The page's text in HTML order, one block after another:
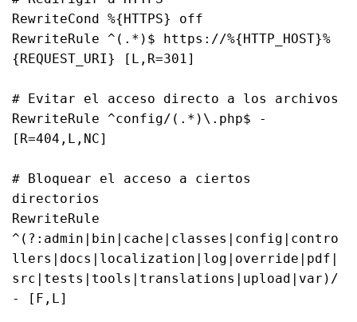
RewriteCond %{HTTPS} off
RewriteRule ^(.*)$ https://%{HTTP_HOST}%
{REQUEST_URI} [L,R=301]
# Evitar el acceso directo a los archivos
RewriteRule ^config/(.*)\.php$ -
[R=404,L,NC]
# Bloquear el acceso a ciertos
directorios
RewriteRule
^(?:admin|bin|cache|classes|config|contro
llers|docs|localization|log|override|pdf|
src|tests|tools|translations|upload|var)/
- [F,L]